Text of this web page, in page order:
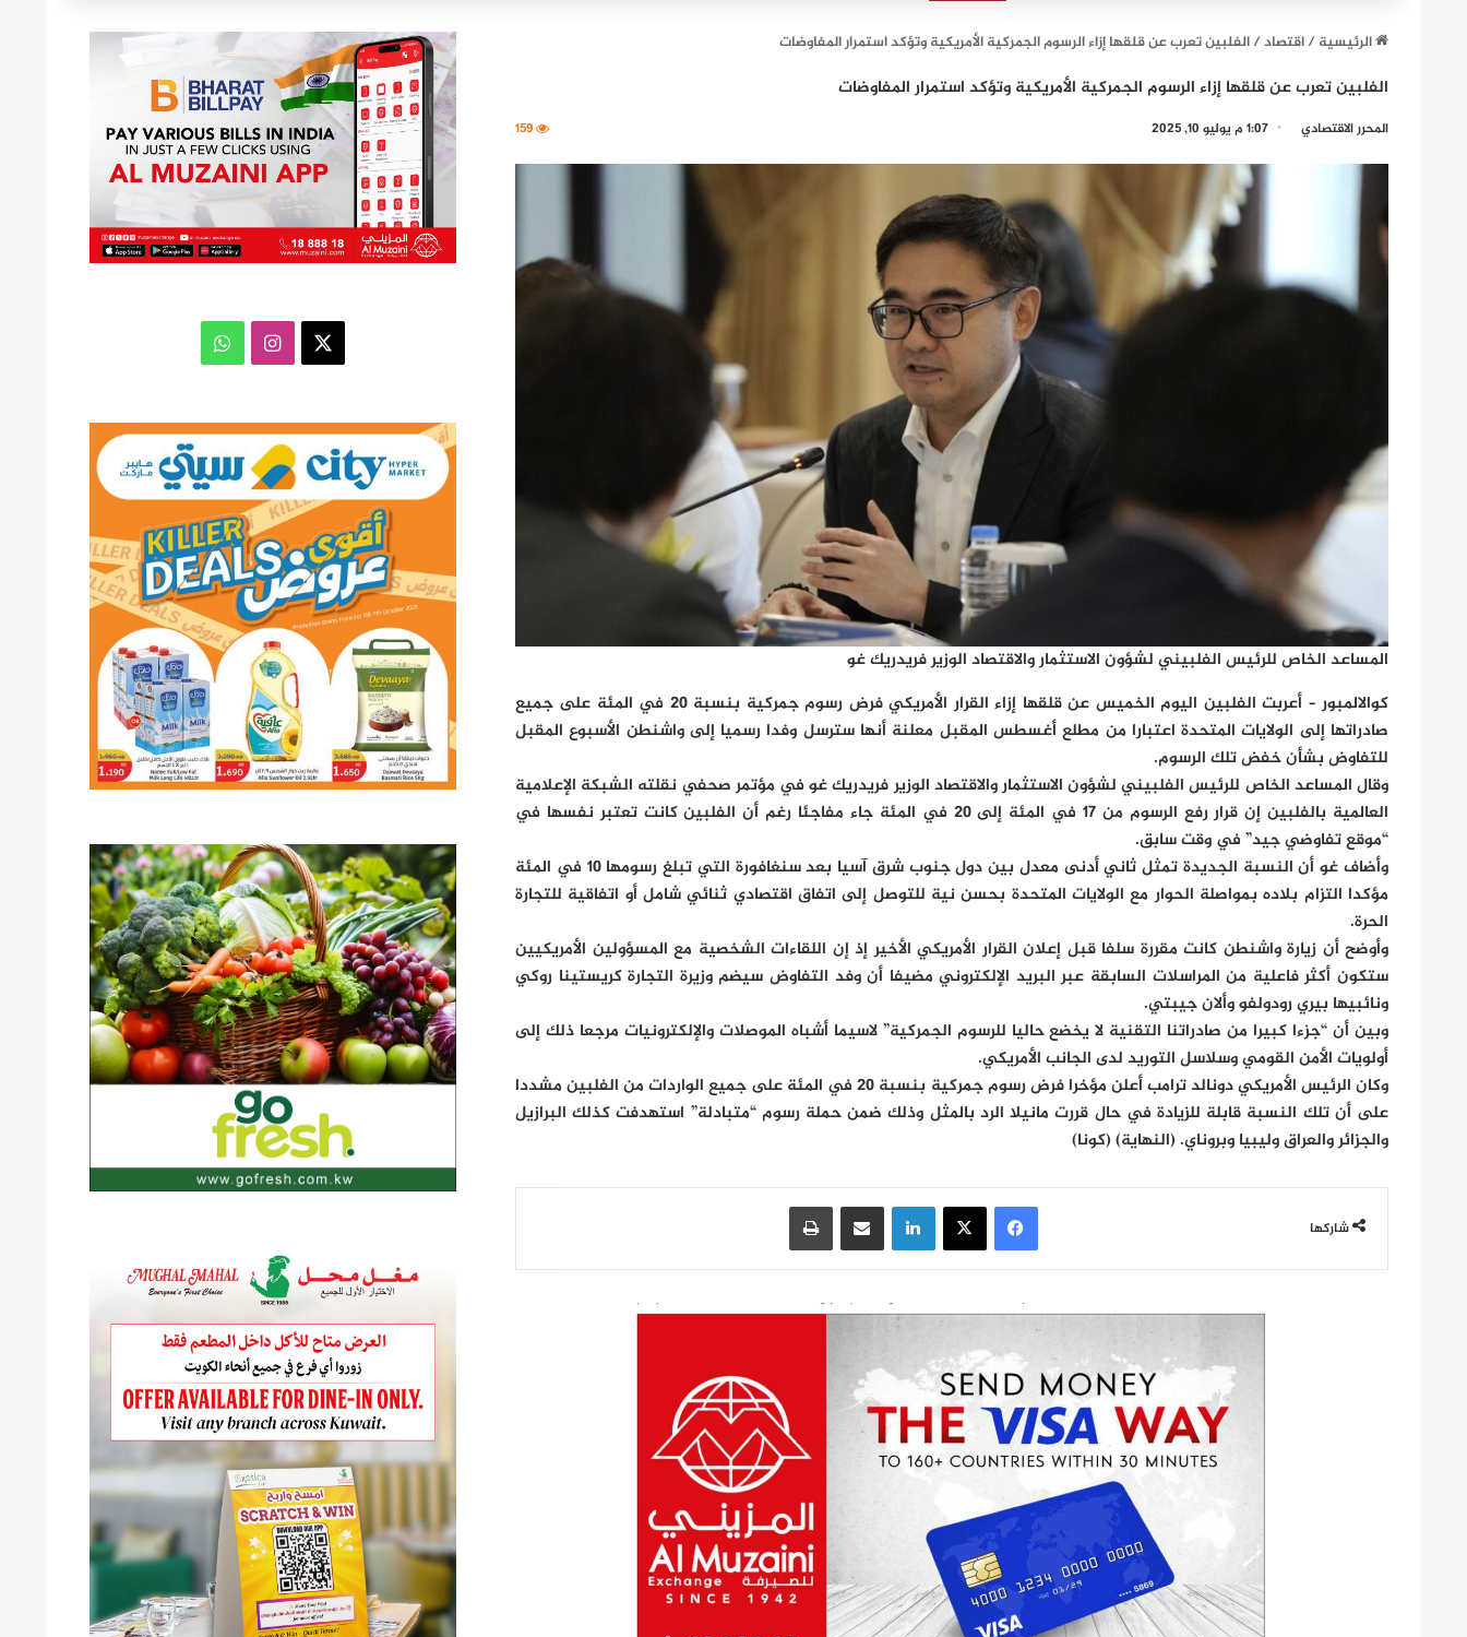
الرئيسية/اقتصاد/الفلبين تعرب عن قلقها إزاء الرسوم الجمركية الأمريكية وتؤكد استمرار المفاوضات
الفلبين تعرب عن قلقها إزاء الرسوم الجمركية الأمريكية وتؤكد استمرار المفاوضات
المحرر الاقتصادي 1:07 م يوليو 10, 2025 159
المساعد الخاص للرئيس الفلبيني لشؤون الاستثمار والاقتصاد الوزير فريدريك غو
كوالالمبور – أعربت الفلبين اليوم الخميس عن قلقها إزاء القرار الأمريكي فرض رسوم جمركية بنسبة 20 في المئة على جميع
صادراتها إلى الولايات المتحدة اعتبارا من مطلع أغسطس المقبل معلنة أنها سترسل وفدا رسميا إلى واشنطن الأسبوع المقبل
للتفاوض بشأن خفض تلك الرسوم.
وقال المساعد الخاص للرئيس الفلبيني لشؤون الاستثمار والاقتصاد الوزير فريدريك غو في مؤتمر صحفي نقلته الشبكة الإعلامية
العالمية بالفلبين إن قرار رفع الرسوم من 17 في المئة إلى 20 في المئة جاء مفاجئا رغم أن الفلبين كانت تعتبر نفسها في
“موقع تفاوضي جيد” في وقت سابق.
وأضاف غو أن النسبة الجديدة تمثل ثاني أدنى معدل بين دول جنوب شرق آسيا بعد سنغافورة التي تبلغ رسومها 10 في المئة
مؤكدا التزام بلاده بمواصلة الحوار مع الولايات المتحدة بحسن نية للتوصل إلى اتفاق اقتصادي ثنائي شامل أو اتفاقية للتجارة
الحرة.
وأوضح أن زيارة واشنطن كانت مقررة سلفا قبل إعلان القرار الأمريكي الأخير إذ إن اللقاءات الشخصية مع المسؤولين الأمريكيين
ستكون أكثر فاعلية من المراسلات السابقة عبر البريد الإلكتروني مضيفا أن وفد التفاوض سيضم وزيرة التجارة كريستينا روكي
ونائبيها بيري رودولفو وألان جيبتي.
وبين أن “جزءا كبيرا من صادراتنا التقنية لا يخضع حاليا للرسوم الجمركية” لاسيما أشباه الموصلات والإلكترونيات مرجعا ذلك إلى
أولويات الأمن القومي وسلاسل التوريد لدى الجانب الأمريكي.
وكان الرئيس الأمريكي دونالد ترامب أعلن مؤخرا فرض رسوم جمركية بنسبة 20 في المئة على جميع الواردات من الفلبين مشددا
على أن تلك النسبة قابلة للزيادة في حال قررت مانيلا الرد بالمثل وذلك ضمن حملة رسوم “متبادلة” استهدفت كذلك البرازيل
والجزائر والعراق وليبيا وبروناي. (النهاية) (كونا)
شاركها
فيسبوك‫X لينكدإنمشاركة عبر البريد طباعة
انستقرامواتساب